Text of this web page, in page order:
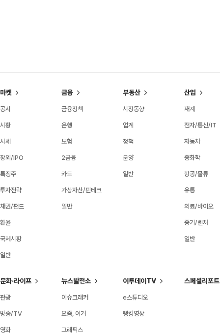
마켓
공시
시황
시세
장외/IPO
특징주
투자전략
채권/펀드
환율
국제시황
일반
금융
금융정책
은행
보험
2금융
카드
가상자산/핀테크
일반
부동산
시장동향
업계
정책
분양
일반
산업
재계
전자/통신/IT
자동차
중화학
항공/물류
유통
의료/바이오
중기/벤처
일반
문화·라이프
관광
방송/TV
영화
뉴스발전소
이슈크래커
요즘, 이거
그래픽스
이투데이TV
e스튜디오
랭킹영상
스페셜리포트